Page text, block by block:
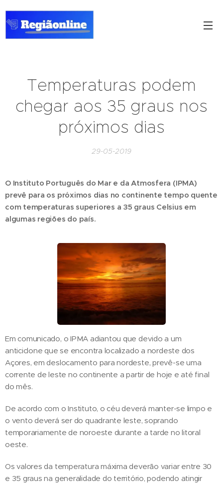
Temperaturas podem
chegar aos 35 graus nos
próximos dias
29-05-2019
O Instituto Português do Mar e da Atmosfera (IPMA)
prevê para os próximos dias no continente tempo quente
com temperaturas superiores a 35 graus Celsius em
algumas regiões do país.
Em comunicado, o IPMA adiantou que devido a um
anticiclone que se encontra localizado a nordeste dos
Açores, em deslocamento para nordeste, prevê-se uma
corrente de leste no continente a partir de hoje e até final
do mês.
De acordo com o Instituto, o céu deverá manter-se limpo e
o vento deverá ser do quadrante leste, soprando
temporariamente de noroeste durante a tarde no litoral
oeste.
Os valores da temperatura máxima deverão variar entre 30
e 35 graus na generalidade do território, podendo atingir